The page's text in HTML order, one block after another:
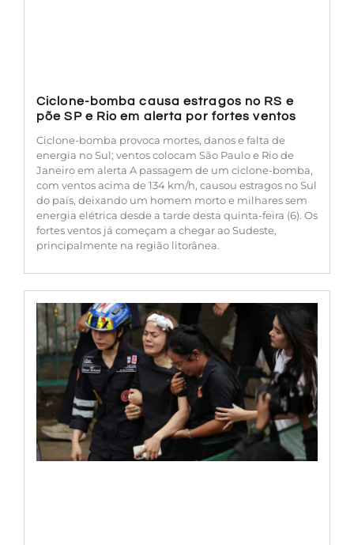
Ciclone-bomba causa estragos no RS e
põe SP e Rio em alerta por fortes ventos
Ciclone-bomba provoca mortes, danos e falta de
energia no Sul; ventos colocam São Paulo e Rio de
Janeiro em alerta A passagem de um ciclone-bomba,
com ventos acima de 134 km/h, causou estragos no Sul
do país, deixando um homem morto e milhares sem
energia elétrica desde a tarde desta quinta-feira (6). Os
fortes ventos já começam a chegar ao Sudeste,
principalmente na região litorânea.